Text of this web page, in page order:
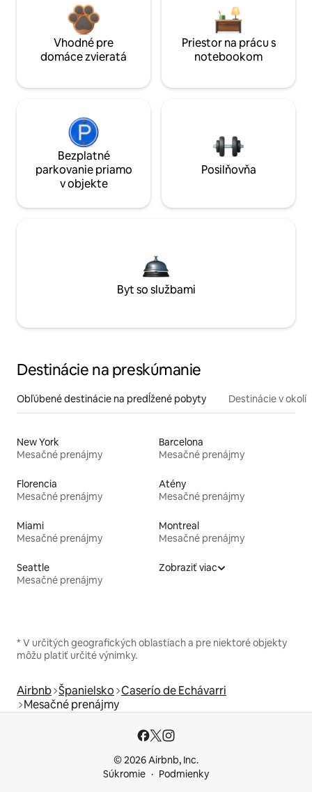
Vhodné pre
domáce zvieratá
Priestor na prácu s
notebookom
Bezplatné
parkovanie priamo
v objekte
Posilňovňa
Byt so službami
Destinácie na preskúmanie
Obľúbené destinácie na predĺžené pobyty Destinácie v okolí
New York
Mesačné prenájmy
Barcelona
Mesačné prenájmy
Florencia
Mesačné prenájmy
Atény
Mesačné prenájmy
Miami
Mesačné prenájmy
Montreal
Mesačné prenájmy
Seattle
Mesačné prenájmy
Zobraziť viac
* V určitých geografických oblastiach a pre niektoré objekty
môžu platiť určité výnimky.
Airbnb Španielsko Caserío de Echávarri
Mesačné prenájmy
© 2026 Airbnb, Inc.
Súkromie
Podmienky